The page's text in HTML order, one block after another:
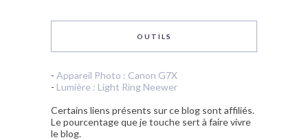
OUTILS
- Appareil Photo : Canon G7X
- Lumière : Light Ring Neewer
Certains liens présents sur ce blog sont affiliés.
Le pourcentage que je touche sert à faire vivre
le blog.